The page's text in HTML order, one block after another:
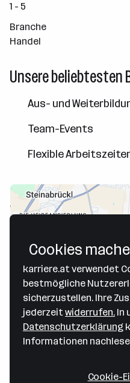
1 - 5
Branche
Handel
Unsere beliebtesten
Aus- und
Team-Events
Flexible
WUNDERklein GmbH
2700 Wiener Neustadt—
Cookies
karriere.at verwendet
bestmögliche
sicherzustellen. Ihre
jederzeitwiderrufen. In
Datenschutzerklärung
Informationen
Cookie-